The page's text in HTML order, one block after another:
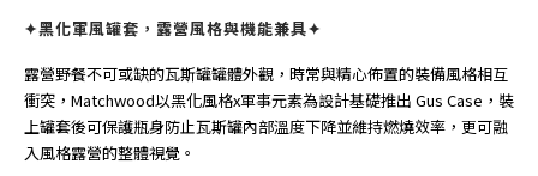
✦黑化軍風罐套，露營風格與機能兼具✦
露營野餐不可或缺的瓦斯罐罐體外觀，時常與精心佈置的裝備風格相互
衝突，Matchwood以黑化風格x軍事元素為設計基礎推出 Gus Case，裝
上罐套後可保護瓶身防止瓦斯罐內部溫度下降並維持燃燒效率，更可融
入風格露營的整體視覺。